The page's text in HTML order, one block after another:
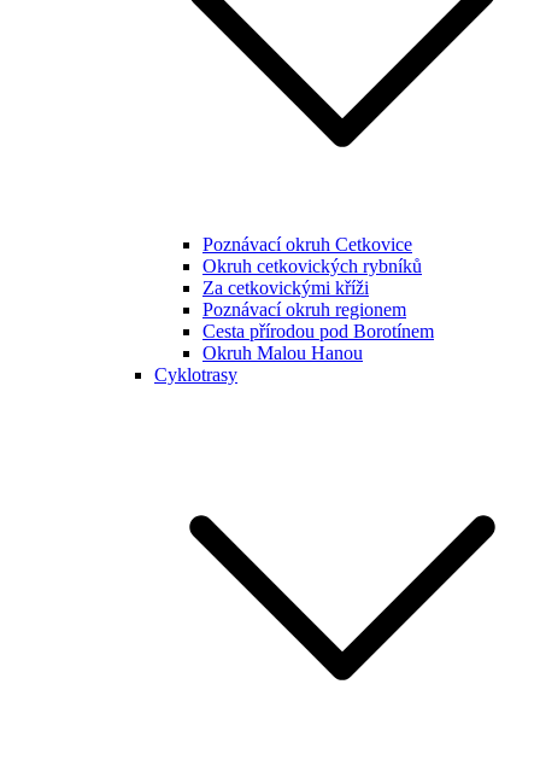
Poznávací okruh Cetkovice
Okruh cetkovických rybníků
Za cetkovickými kříži
Poznávací okruh regionem
Cesta přírodou pod Borotínem
Okruh Malou Hanou
Cyklotrasy